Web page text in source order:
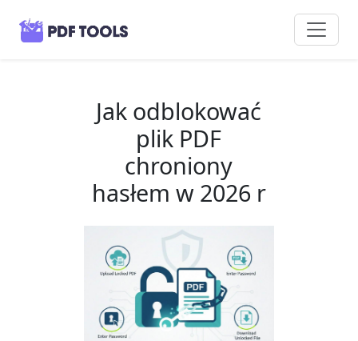
Jak odblokować
plik PDF
chroniony
hasłem w 2026 r